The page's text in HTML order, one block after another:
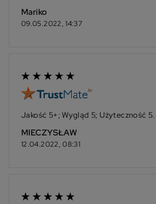
Mariko
09.05.2022, 14:37
Jakość 5+; Wygląd 5; Użyteczność 5.
MIECZYSŁAW
12.04.2022, 08:31